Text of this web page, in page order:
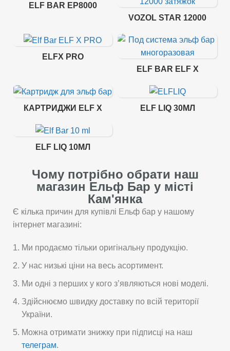
ELF BAR EP8000
VOZOL STAR 12000
ELFX PRO
ELF BAR ELF X
КАРТРИДЖИ ELF X ELF LIQ 30МЛ
ELF LIQ 10МЛ
Чому потрібно обрати наш
магазин Ельф Бар у місті
Кам'янка
Є кілька причин для купівлі Ельф бар у нашому
інтернет магазині:
Ми продаємо тільки оригінальну продукцію.
У нас низькі ціни на весь асортимент.
Ми одні з перших у кого з’являються нові моделі.
Здійснюємо швидку доставку по всій території
України.
Можна отримати знижку при підписці на наш
телеграм.